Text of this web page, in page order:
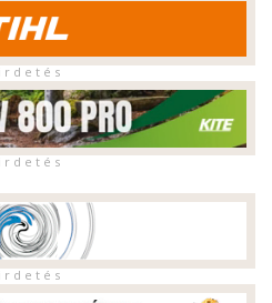
r d e t é s
r d e t é s
r d e t é s